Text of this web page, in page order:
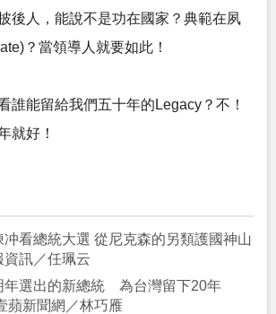
後人，能說不是功在國家？典範在夙
？當領導人就要如此！
誰能留給我們五十年的Legacy？不！
就好！
冲看總統大選 從尼克森的另類護國神山
訊／任珮云
年選出的新總統 為台灣留下20年
新聞網／林巧雁